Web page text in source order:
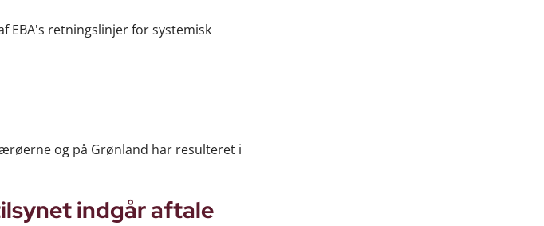
EBA's retningslinjer for systemisk
og på Grønland har resulteret i
indgår aftale